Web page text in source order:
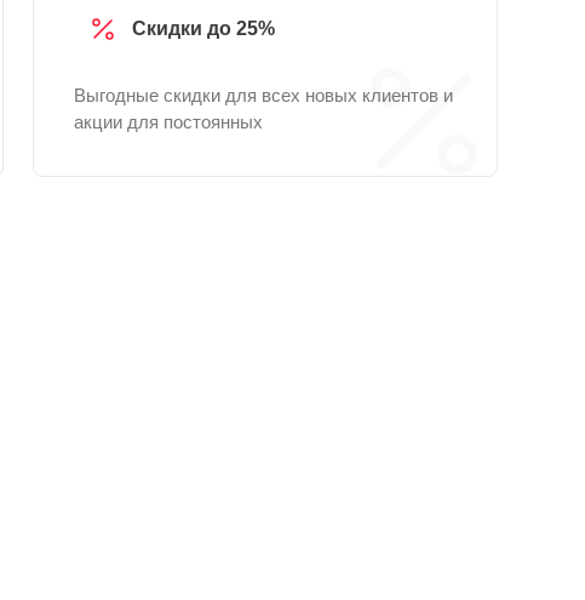
Скидки до 25%
Выгодные скидки для всех новых клиентов и
акции для постоянных